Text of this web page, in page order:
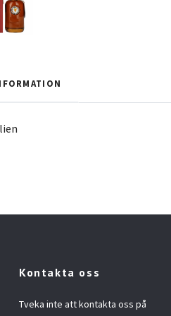
Kontakta oss
Tveka inte att kontakta oss på